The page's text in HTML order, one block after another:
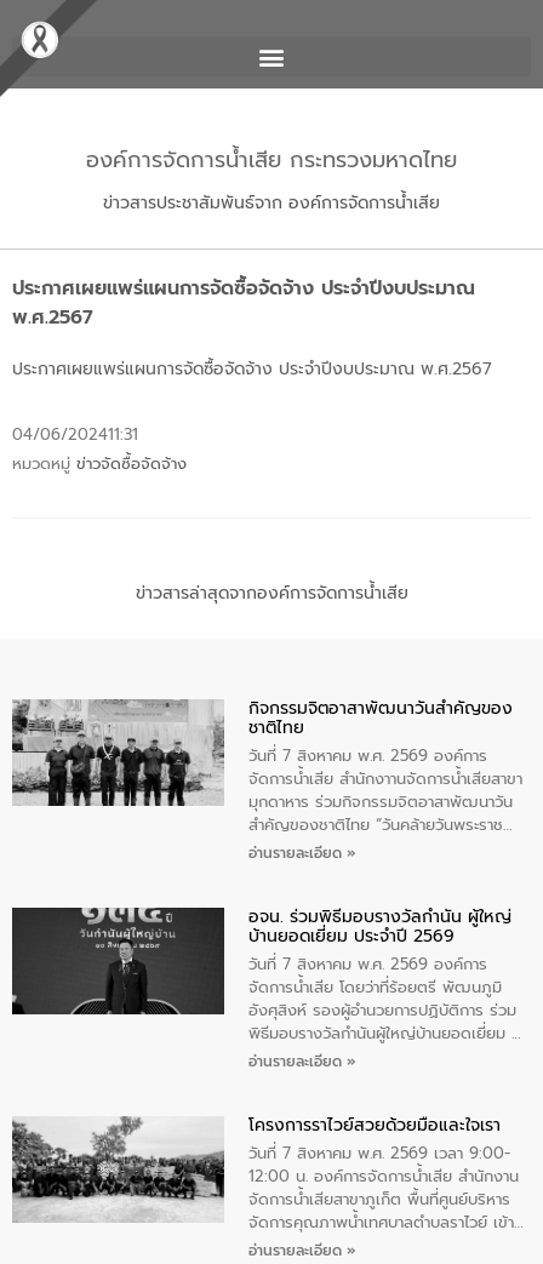
องค์การจัดการน้ำเสีย กระทรวงมหาดไทย
ข่าวสารประชาสัมพันธ์จาก องค์การจัดการน้ำเสีย
ประกาศเผยแพร่แผนการจัดซื้อจัดจ้าง ประจำปีงบประมาณ
พ.ศ.2567
ประกาศเผยแพร่แผนการจัดซื้อจัดจ้าง ประจำปีงบประมาณ พ.ศ.2567
04/06/202411:31
หมวดหมู่ ข่าวจัดซื้อจัดจ้าง
ข่าวสารล่าสุดจากองค์การจัดการน้ำเสีย
กิจกรรมจิตอาสาพัฒนาวันสําคัญของ
ชาติไทย
วันที่ 7 สิงหาคม พ.ศ. 2569 องค์การ
จัดการน้ำเสีย สำนักงาานจัดการน้ำเสียสาขา
มุกดาหาร ร่วมกิจกรรมจิตอาสาพัฒนาวัน
สําคัญของชาติไทย “วันคล้ายวันพระราช
สมภพ สมเด็จพระนางเจ้าสิริกิติ์พระบรม
ทิพย์คำ รองผู้ว่าราชการจังหวัดมุกดาหาร
เป็นประธานในพิธี ณ เรือนจําชั่วคราวนาโสก
ตําบลนาโสก อําเภอเมืองมุกดาหาร จังหวัด
มุกดาหาร โดยในกิจกรรมได้ร่วมปลูกป่า และ
ทําความสะอาดภายในบริเวณ จัดกิจกรรม
เพื่อถวายเป็นพระราชกุศล สมเด็จพระนาง
เจ้าสิริกิติ์พระบรมราชินีนาถ พระบรมราช
อ่านรายละเอียด »
อจน. ร่วมพิธีมอบรางวัลกำนัน ผู้ใหญ่
บ้านยอดเยี่ยม ประจำปี 2569
วันที่ 7 สิงหาคม พ.ศ. 2569 องค์การ
จัดการน้ำเสีย โดยว่าที่ร้อยตรี พัฒนภูมิ
อังศุสิงห์ รองผู้อำนวยการปฏิบัติการ ร่วม
พิธีมอบรางวัลกำนันผู้ใหญ่บ้านยอดเยี่ยม ณ
ทำเนียบรัฐบาล โดยมีนายอนุทิน ชาญวีรกูล
ทองคำและประกาศเกียรติคุณให้แก่ กำนัน
ผู้ใหญ่บ้านยอดเยี่ยม พร้อมกล่าวชื่นชม ให้
โอวาท และมอบนโยบาย
อ่านรายละเอียด »
โครงการราไวย์สวยด้วยมือและใจเรา
วันที่ 7 สิงหาคม พ.ศ. 2569 เวลา 9:00-
12:00 น. องค์การจัดการน้ำเสีย สำนักงาน
จัดการน้ำเสียสาขาภูเก็ต พื้นที่ศูนย์บริหาร
จัดการคุณภาพน้ำเทศบาลตำบลราไวย์ เข้า
ร่วมโครงการราไวย์สวยด้วยมือและใจเรา
อ่านรายละเอียด »